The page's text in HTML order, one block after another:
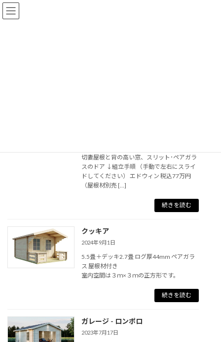
コ
ン
ナ
ビ
切妻屋根と背の高い窓、スリット･ペアガラ
スのドア ↓組立手順 （手動で左右にスライ
ドしてください） エドウィン 税込77万円
（屋根材別売 […]
続きを読む
クッキア
2024年9月1日
5.5畳＋デッキ2.7畳 ログ厚44mm ペアガラ
ス 屋根材付き
室内空間は３ｍ×３ｍの正方形です。
続きを読む
ガレージ - ロンポロ
2023年7月17日